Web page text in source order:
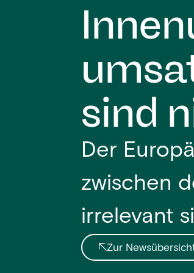
sind
Der
zwischen
irrelevant
Zur